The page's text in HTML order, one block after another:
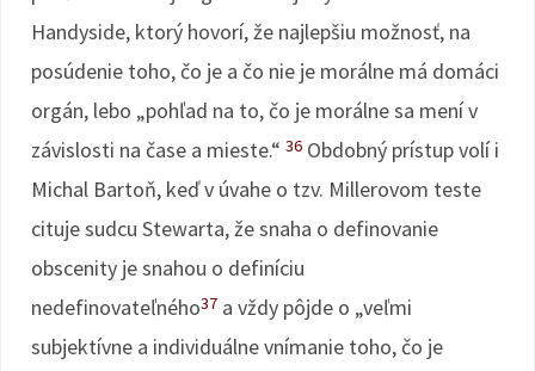
Handyside, ktorý hovorí, že najlepšiu možnosť, na
posúdenie toho, čo je a čo nie je morálne má domáci
orgán, lebo „pohľad na to, čo je morálne sa mení v
závislosti na čase a mieste.“ 36 Obdobný prístup volí i
Michal Bartoň, keď v úvahe o tzv. Millerovom teste
cituje sudcu Stewarta, že snaha o definovanie
obscenity je snahou o definíciu
nedefinovateľného37 a vždy pôjde o „veľmi
subjektívne a individuálne vnímanie toho, čo je